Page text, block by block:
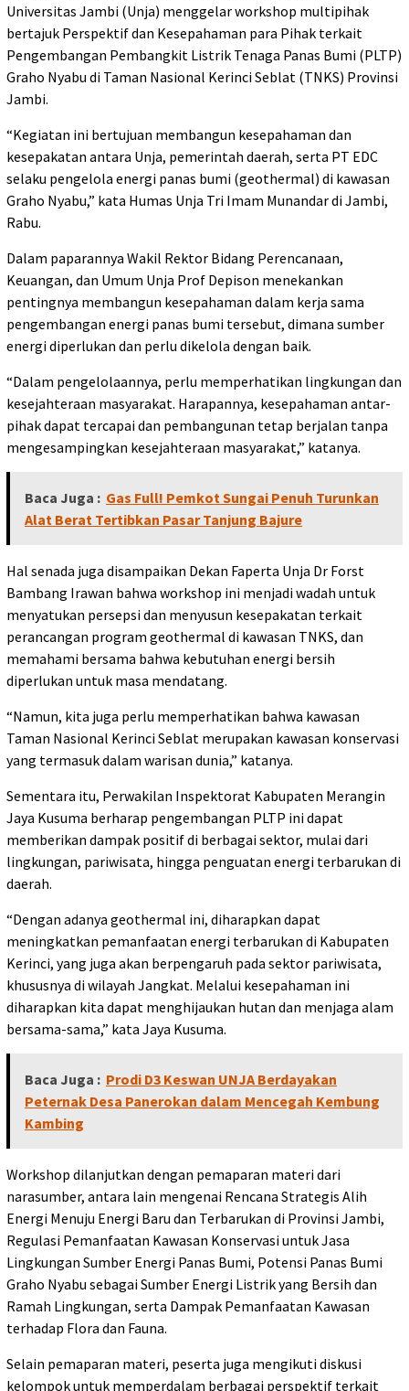
Universitas Jambi (Unja) menggelar workshop multipihak
bertajuk Perspektif dan Kesepahaman para Pihak terkait
Pengembangan Pembangkit Listrik Tenaga Panas Bumi (PLTP)
Graho Nyabu di Taman Nasional Kerinci Seblat (TNKS) Provinsi
Jambi.
“Kegiatan ini bertujuan membangun kesepahaman dan
kesepakatan antara Unja, pemerintah daerah, serta PT EDC
selaku pengelola energi panas bumi (geothermal) di kawasan
Graho Nyabu,” kata Humas Unja Tri Imam Munandar di Jambi,
Rabu.
Dalam paparannya Wakil Rektor Bidang Perencanaan,
Keuangan, dan Umum Unja Prof Depison menekankan
pentingnya membangun kesepahaman dalam kerja sama
pengembangan energi panas bumi tersebut, dimana sumber
energi diperlukan dan perlu dikelola dengan baik.
“Dalam pengelolaannya, perlu memperhatikan lingkungan dan
kesejahteraan masyarakat. Harapannya, kesepahaman antar-
pihak dapat tercapai dan pembangunan tetap berjalan tanpa
mengesampingkan kesejahteraan masyarakat,” katanya.
Baca Juga : Gas Full! Pemkot Sungai Penuh Turunkan
Alat Berat Tertibkan Pasar Tanjung Bajure
Hal senada juga disampaikan Dekan Faperta Unja Dr Forst
Bambang Irawan bahwa workshop ini menjadi wadah untuk
menyatukan persepsi dan menyusun kesepakatan terkait
perancangan program geothermal di kawasan TNKS, dan
memahami bersama bahwa kebutuhan energi bersih
diperlukan untuk masa mendatang.
“Namun, kita juga perlu memperhatikan bahwa kawasan
Taman Nasional Kerinci Seblat merupakan kawasan konservasi
yang termasuk dalam warisan dunia,” katanya.
Sementara itu, Perwakilan Inspektorat Kabupaten Merangin
Jaya Kusuma berharap pengembangan PLTP ini dapat
memberikan dampak positif di berbagai sektor, mulai dari
lingkungan, pariwisata, hingga penguatan energi terbarukan di
daerah.
“Dengan adanya geothermal ini, diharapkan dapat
meningkatkan pemanfaatan energi terbarukan di Kabupaten
Kerinci, yang juga akan berpengaruh pada sektor pariwisata,
khususnya di wilayah Jangkat. Melalui kesepahaman ini
diharapkan kita dapat menghijaukan hutan dan menjaga alam
bersama-sama,” kata Jaya Kusuma.
Baca Juga : Prodi D3 Keswan UNJA Berdayakan
Peternak Desa Panerokan dalam Mencegah Kembung
Kambing
Workshop dilanjutkan dengan pemaparan materi dari
narasumber, antara lain mengenai Rencana Strategis Alih
Energi Menuju Energi Baru dan Terbarukan di Provinsi Jambi,
Regulasi Pemanfaatan Kawasan Konservasi untuk Jasa
Lingkungan Sumber Energi Panas Bumi, Potensi Panas Bumi
Graho Nyabu sebagai Sumber Energi Listrik yang Bersih dan
Ramah Lingkungan, serta Dampak Pemanfaatan Kawasan
terhadap Flora dan Fauna.
Selain pemaparan materi, peserta juga mengikuti diskusi
kelompok untuk memperdalam berbagai perspektif terkait